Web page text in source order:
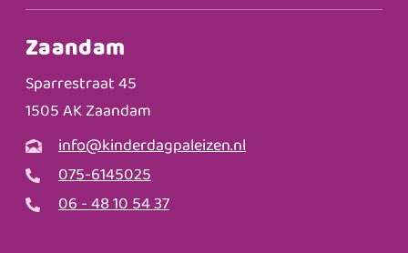
Zaandam
Sparrestraat 45
1505 AK Zaandam
info@kinderdagpaleizen.nl
075-6145025
06 - 48 10 54 37